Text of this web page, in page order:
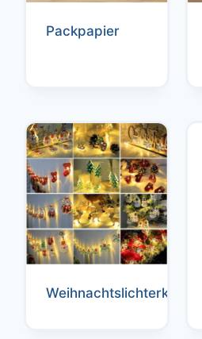
Packpapier
Weihnachtslichterkette